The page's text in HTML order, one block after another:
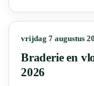
vrijdag 7 augustus
Braderie en
2026